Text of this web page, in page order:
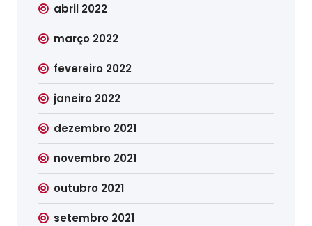
abril 2022
março 2022
fevereiro 2022
janeiro 2022
dezembro 2021
novembro 2021
outubro 2021
setembro 2021